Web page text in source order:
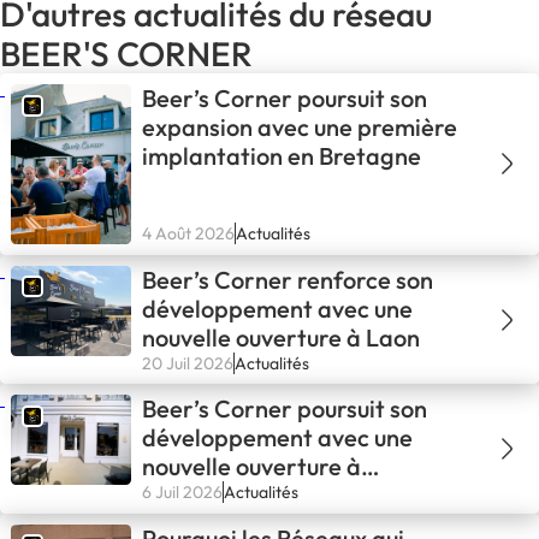
D'autres actualités du réseau
BEER'S CORNER
Beer’s Corner poursuit son
expansion avec une première
implantation en Bretagne
4 Août 2026Actualités
Beer’s Corner renforce son
développement avec une
nouvelle ouverture à Laon
20 Juil 2026Actualités
Beer’s Corner poursuit son
développement avec une
nouvelle ouverture à
Lamorlaye
6 Juil 2026Actualités